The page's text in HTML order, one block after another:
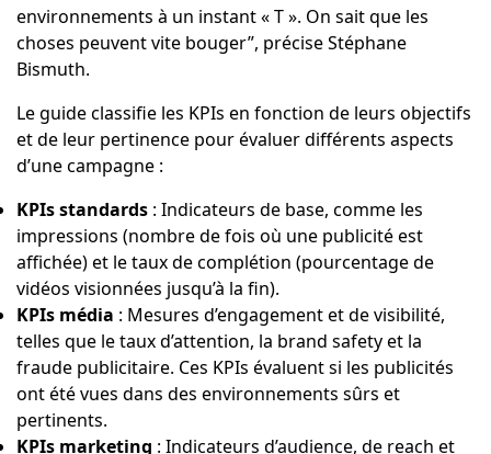
environnements à un instant « T ». On sait que les
choses peuvent vite bouger”, précise Stéphane
Bismuth.
Le guide classifie les KPIs en fonction de leurs objectifs
et de leur pertinence pour évaluer différents aspects
d’une campagne :
KPIs standards: Indicateurs de base, comme les
impressions (nombre de fois où une publicité est
affichée) et le taux de complétion (pourcentage de
vidéos visionnées jusqu’à la fin).
KPIs média : Mesures d’engagement et de visibilité,
telles que le taux d’attention, la brand safety et la
fraude publicitaire. Ces KPIs évaluent si les publicités
ont été vues dans des environnements sûrs et
pertinents.
KPIs marketing : Indicateurs d’audience, de reach et